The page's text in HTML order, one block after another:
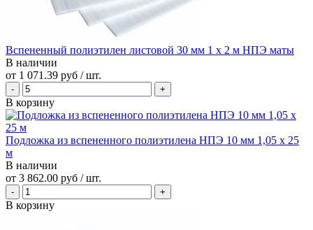
Вспененный полиэтилен листовой 30 мм 1 х 2 м НПЭ маты
В наличии
от 1 071.39 руб / шт.
В корзину
Подложка из вспененного полиэтилена НПЭ 10 мм 1,05 х 25
м
В наличии
от 3 862.00 руб / шт.
В корзину